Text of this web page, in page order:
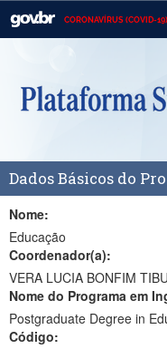
CORONAVÍRUS (COVID-19)
Casa Civil
Ministério da Defesa
Ministério da Economia
Ministério da Infraestrutura
Ministério da Agricultura, Pecuária
Ministério da Educação
Ministério da Cidadania
Dados Básicos do
Nome:
Educação
Coordenador(a):
VERA LUCIA BONFIM
Nome do Programa em
Postgraduate Degree in
Código: